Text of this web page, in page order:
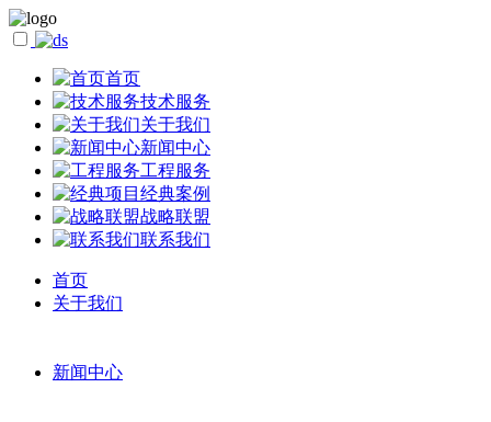
首页
技术服务
关于我们
新闻中心
工程服务
经典案例
战略联盟
联系我们
首页
关于我们
新闻中心